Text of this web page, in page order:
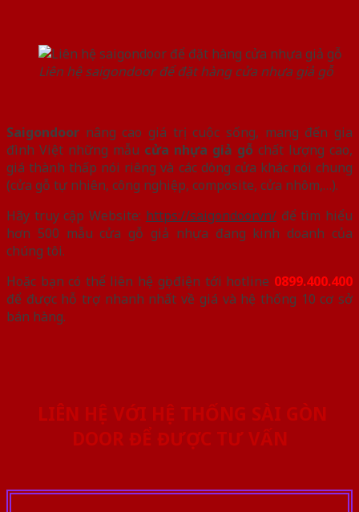
Liên hệ saigondoor để đặt hàng cửa nhựa giả gỗ
Saigondoor nâng cao giá trị cuộc sống, mang đến gia
đình Việt những mẫu cửa nhựa giả gỗ chất lượng cao,
giá thành thấp nói riêng và các dòng cửa khác nói chung
(cửa gỗ tự nhiên, công nghiệp, composite, cửa nhôm,…).
Hãy truy cập Website: https://saigondoor.vn/để tìm hiểu
hơn 500 mẫu cửa gỗ giả nhựa đang kinh doanh của
chúng tôi.
Hoặc bạn có thể liên hệ gọi điện tới hotline 0899.400.400
để được hỗ trợ nhanh nhất về giá và hệ thống 10 cơ sở
bán hàng.
LIÊN HỆ VỚI HỆ THỐNG SÀI GÒN
DOOR ĐỂ ĐƯỢC TƯ VẤN